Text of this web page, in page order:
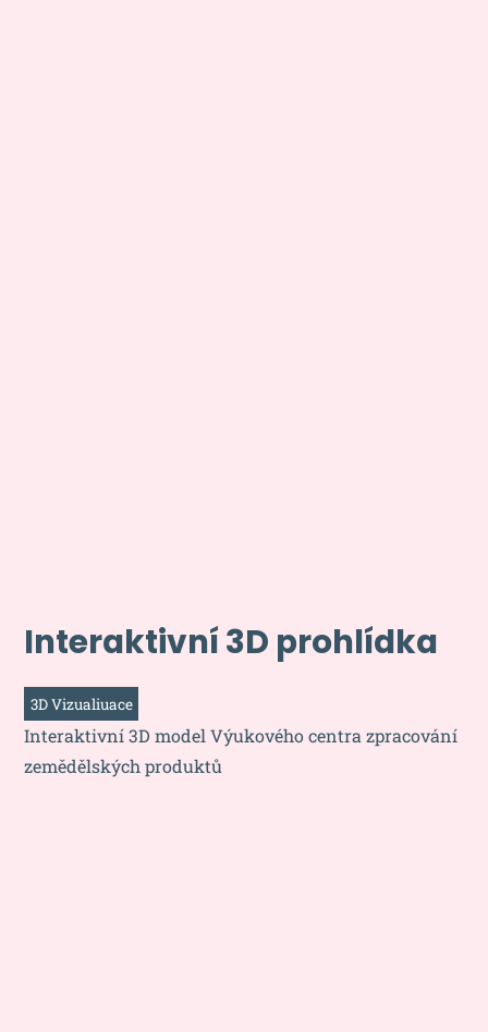
Interaktivní 3D prohlídka
3D Vizualiuace
Interaktivní 3D model Výukového centra zpracování
zemědělských produktů